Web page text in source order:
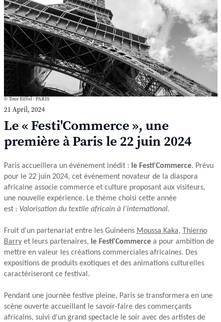
© Tour Eiffel - PARIS
21 April, 2024
Le « Festi'Commerce », une
première à Paris le 22 juin 2024
Paris accueillera un événement inédit : le Festi'Commerce. Prévu
pour le 22 juin 2024, cet événement novateur de la diaspora
africaine associe commerce et culture proposant aux visiteurs,
une nouvelle expérience. Le thème choisi cette année
est : Valorisation du textile africain à l'international.
Fruit d'un partenariat entre les Guinéens Moussa Kaka,
Thierno
Barryet leurs partenaires, le Festi'Commercea pour ambition de
mettre en valeur les créations commerciales africaines. Des
expositions de produits exotiques et des animations culturelles
caractériseront ce festival.
Pendant une journée festive pleine, Paris se transformera en une
scène ouverte accueillant le savoir-faire des commerçants
africains, suivi d'un grand spectacle le soir avec des artistes de